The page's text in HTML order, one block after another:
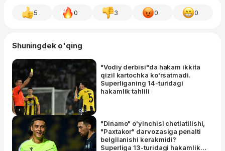
5 0 3 0 0
Shuningdek o'qing
"Vodiy derbisi"da hakam ikkita
qizil kartochka ko'rsatmadi.
Superliganing 14-turidagi
hakamlik tahlili
"Dinamo" o'yinchisi chetlatilishi,
"Paxtakor" darvozasiga penalti
belgilanishi kerakmidi?
Superliga 13-turidagi hakamlik